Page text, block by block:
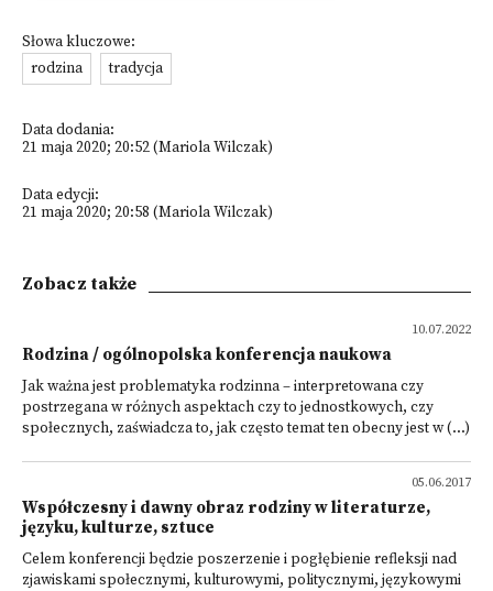
Słowa kluczowe:
rodzina
tradycja
Data dodania:
21 maja 2020; 20:52 (Mariola Wilczak)
Data edycji:
21 maja 2020; 20:58 (Mariola Wilczak)
Zobacz także
10.07.2022
Rodzina / ogólnopolska konferencja naukowa
Jak ważna jest problematyka rodzinna – interpretowana czy
postrzegana w różnych aspektach czy to jednostkowych, czy
społecznych, zaświadcza to, jak często temat ten obecny jest w (...)
05.06.2017
Współczesny i dawny obraz rodziny w literaturze,
języku, kulturze, sztuce
Celem konferencji będzie poszerzenie i pogłębienie refleksji nad
zjawiskami społecznymi, kulturowymi, politycznymi, językowymi